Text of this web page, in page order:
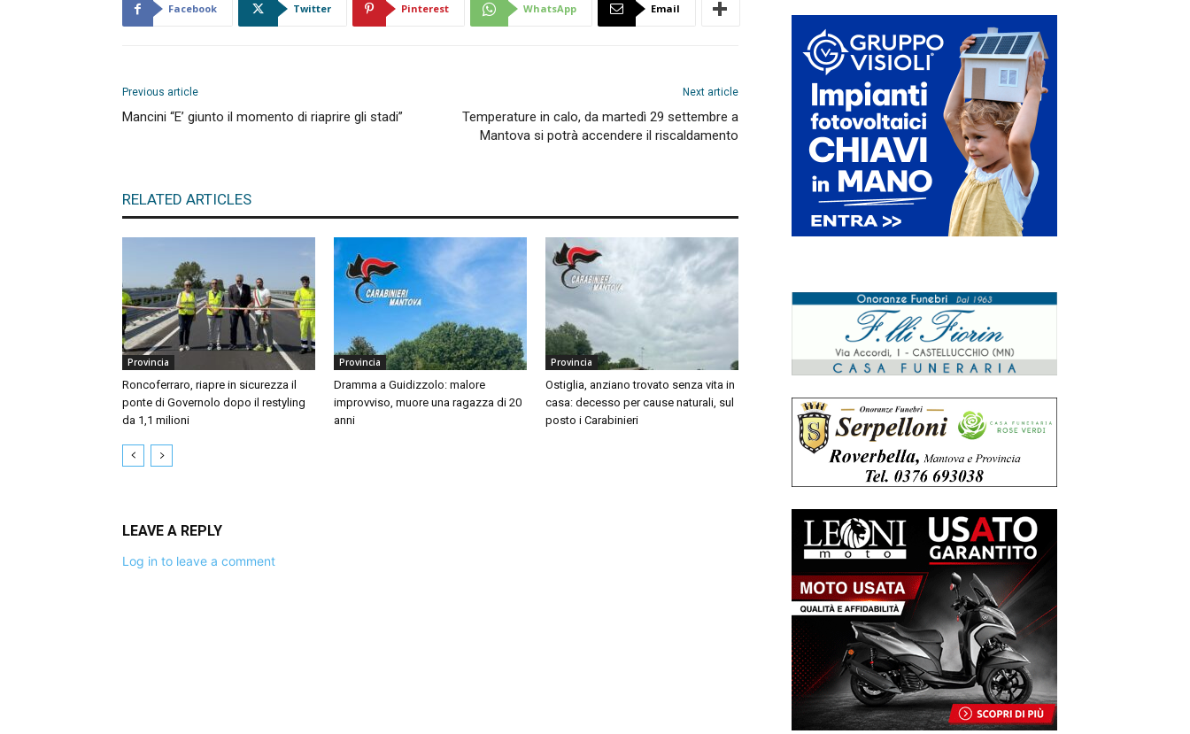
Facebook Twitter Pinterest WhatsApp Email
Previous article
Mancini “E’ giunto il momento di riaprire gli stadi”
Next article
Temperature in calo, da martedì 29 settembre a
Mantova si potrà accendere il riscaldamento
RELATED ARTICLES
Provincia
Roncoferraro, riapre in sicurezza il
ponte di Governolo dopo il restyling
da 1,1 milioni
Provincia
Dramma a Guidizzolo: malore
improvviso, muore una ragazza di 20
anni
Provincia
Ostiglia, anziano trovato senza vita in
casa: decesso per cause naturali, sul
posto i Carabinieri
LEAVE A REPLY
Log in to leave a comment